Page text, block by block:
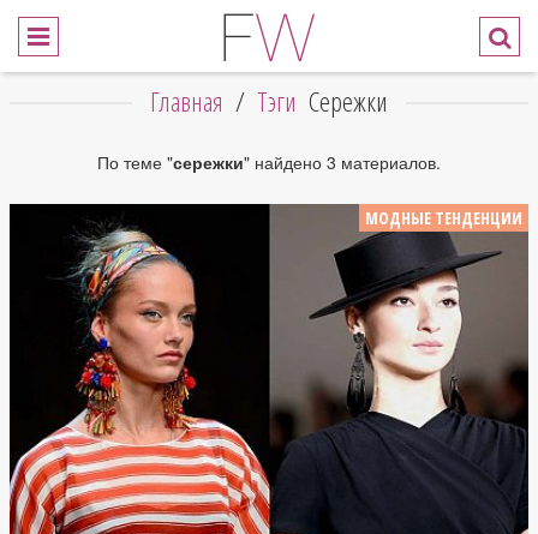
Главная / Тэги Сережки
По теме "сережки" найдено 3 материалов.
МОДНЫЕ ТЕНДЕНЦИИ